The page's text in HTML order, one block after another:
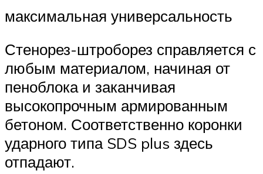
максимальная универсальность
Стенорез-штроборез справляется с
любым материалом, начиная от
пеноблока и заканчивая
высокопрочным армированным
бетоном. Соответственно коронки
ударного типа SDS plus здесь
отпадают.